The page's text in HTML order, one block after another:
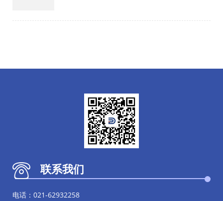
联系我们
电话：021-62932258